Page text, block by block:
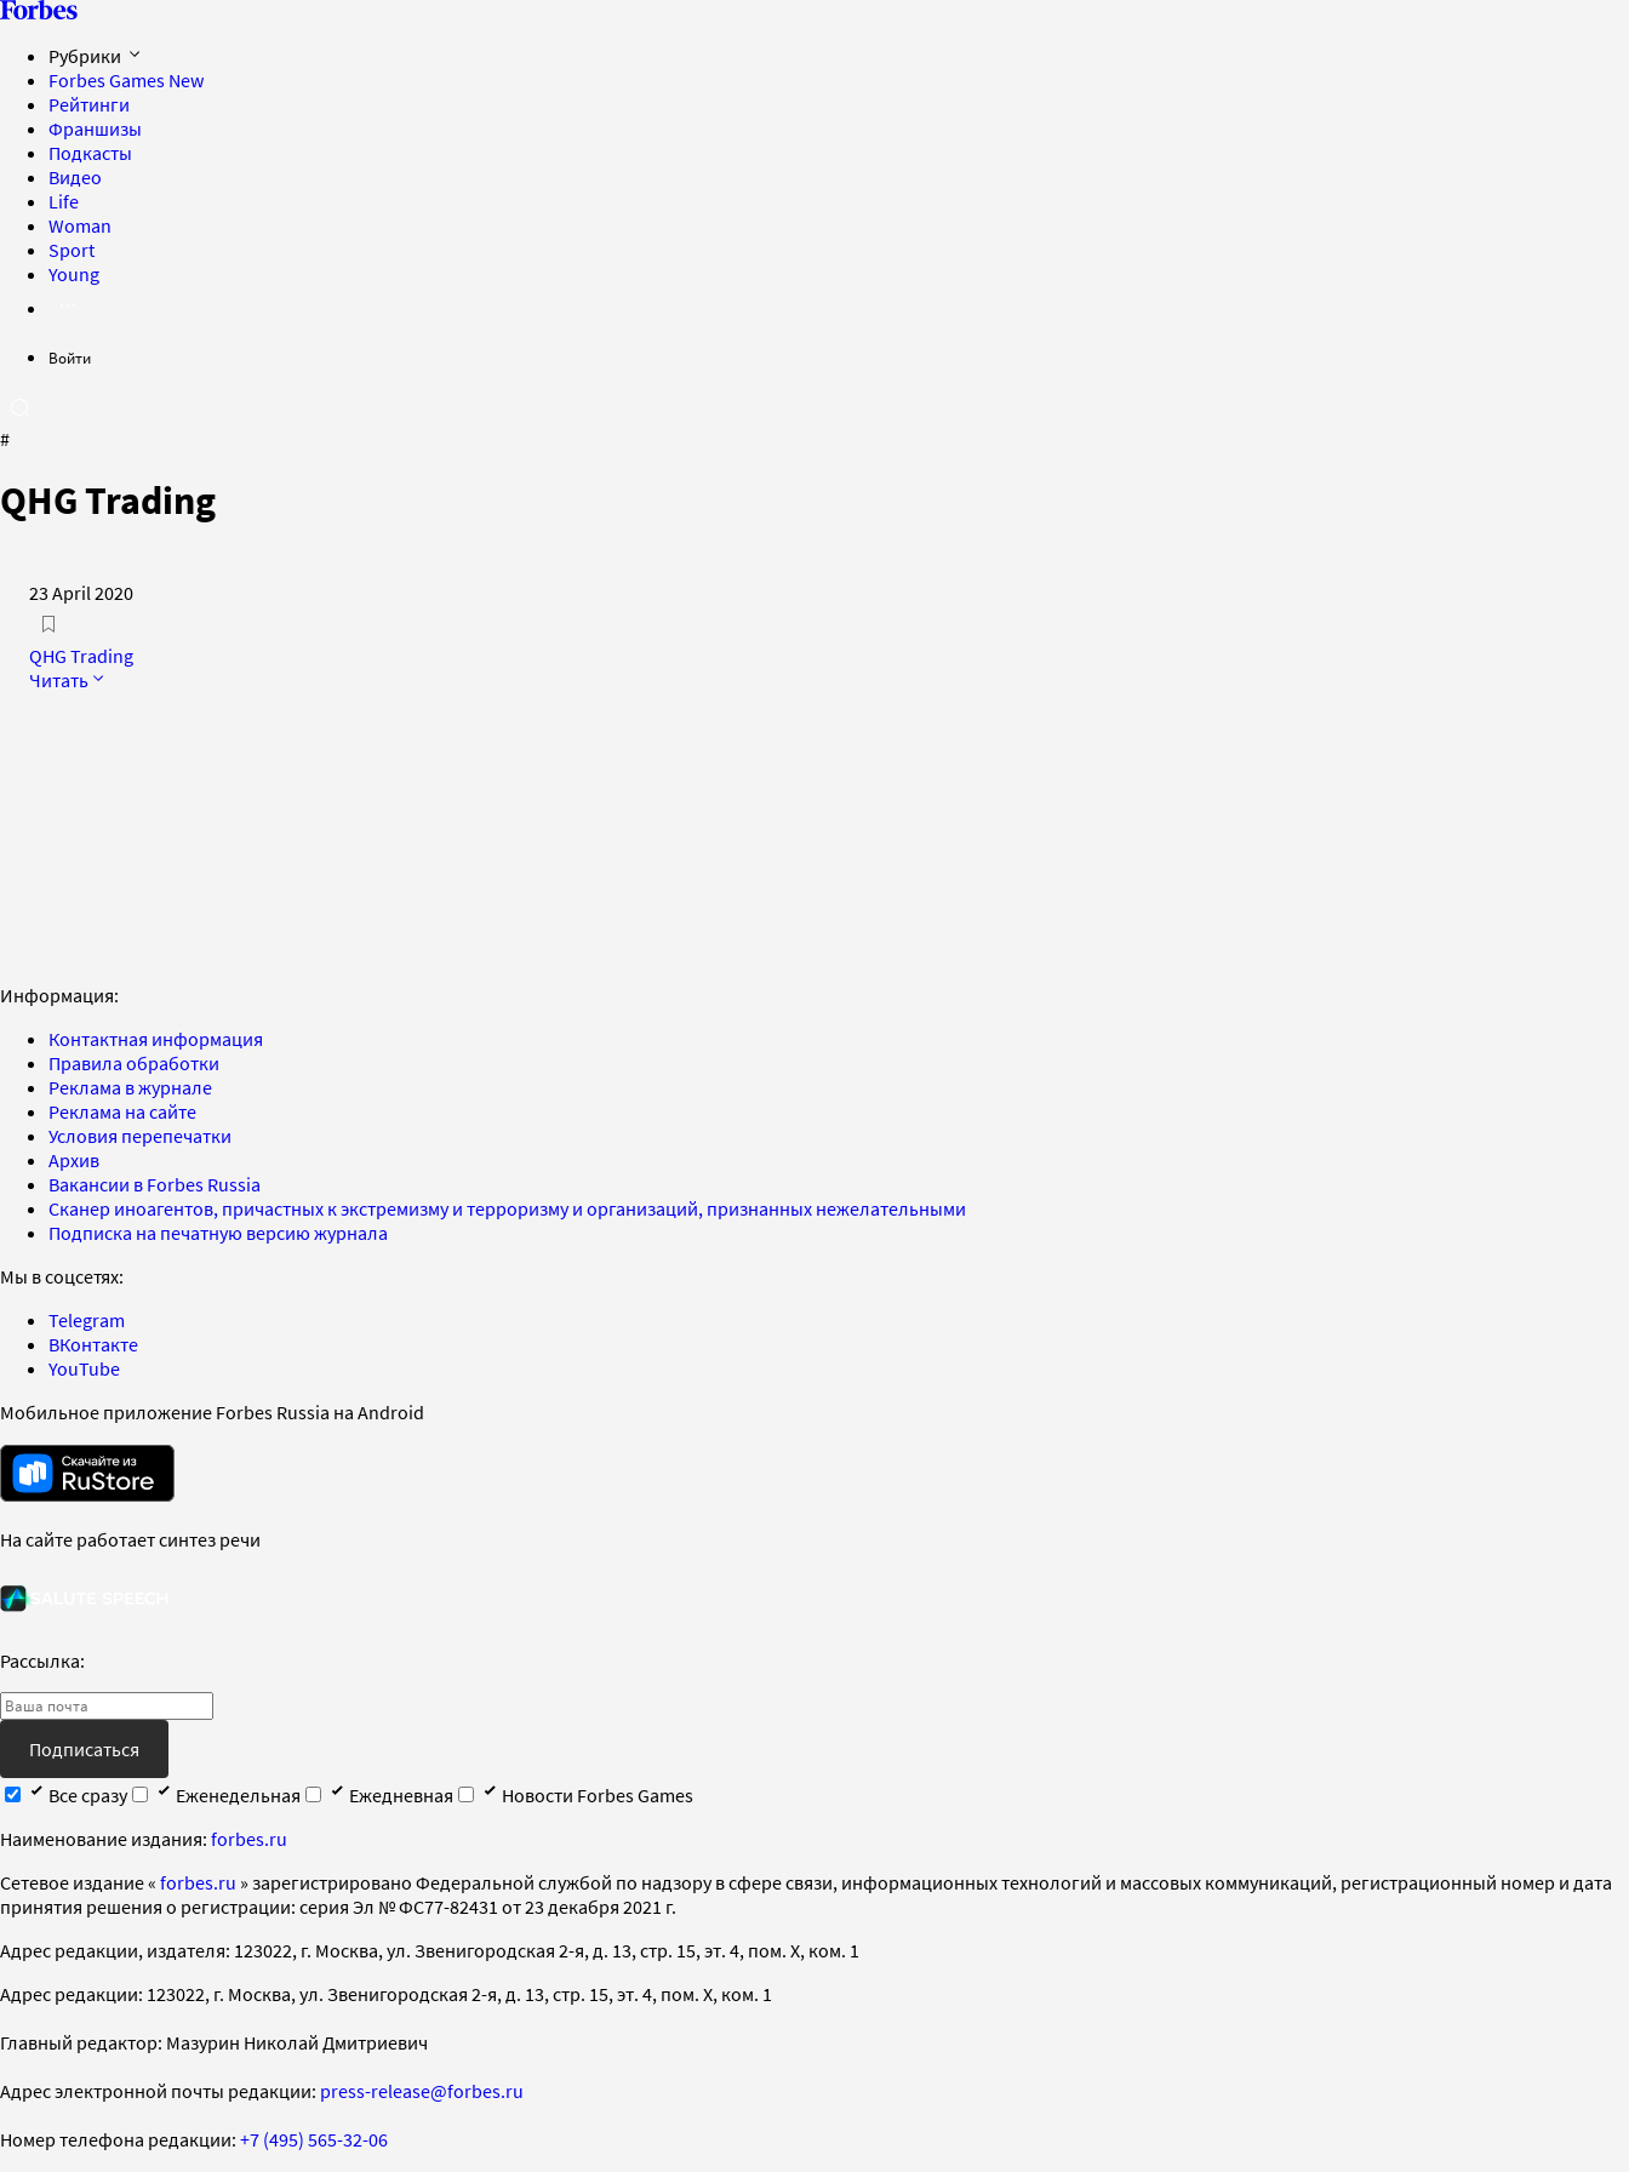
Рубрики
Forbes Games New
Рейтинги
Франшизы
Подкасты
Видео
Life
Woman
Sport
Young
Войти
#
QHG Trading
23 April 2020
QHG Trading
Читать
Информация:
Контактная информация
Правила обработки
Реклама в журнале
Реклама на сайте
Условия перепечатки
Архив
Вакансии в Forbes Russia
Сканер иноагентов, причастных к экстремизму и терроризму и организаций, признанных нежелательными
Подписка на печатную версию журнала
Мы в соцсетях:
Telegram
ВКонтакте
YouTube
Мобильное приложение Forbes Russia на Android
На сайте работает синтез речи
Рассылка:
Подписаться
Все сразу
Еженедельная Ежедневная
Новости Forbes Games
Наименование издания: forbes.ru
Cетевое издание « forbes.ru » зарегистрировано Федеральной службой по надзору в сфере связи, информационных технологий и массовых коммуникаций, регистрационный номер и дата
принятия решения о регистрации: серия Эл № ФС77-82431 от 23 декабря 2021 г.
Адрес редакции, издателя: 123022, г. Москва, ул. Звенигородская 2-я, д. 13, стр. 15, эт. 4, пом. X, ком. 1
Адрес редакции: 123022, г. Москва, ул. Звенигородская 2-я, д. 13, стр. 15, эт. 4, пом. X, ком. 1
Главный редактор: Мазурин Николай Дмитриевич
Адрес электронной почты редакции: press-release@forbes.ru
Номер телефона редакции: +7 (495) 565-32-06